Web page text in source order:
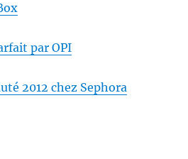
par OPI
2012 chez Sephora